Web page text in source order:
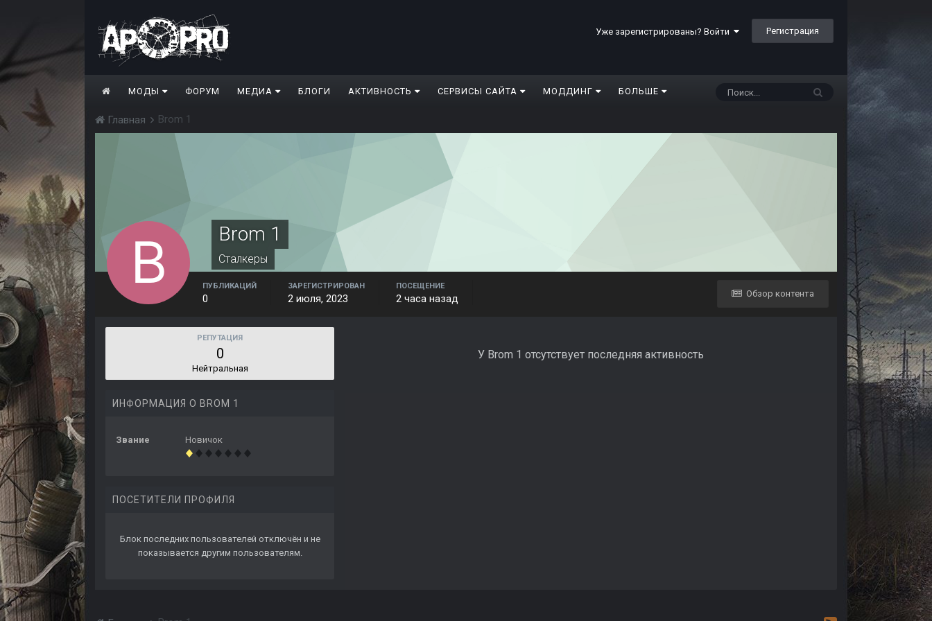
Уже зарегистрированы? Войти Регистрация
МОДЫ ФОРУМ МЕДИА БЛОГИ АКТИВНОСТЬ СЕРВИСЫ САЙТА МОДДИНГ БОЛЬШЕ
Главная Brom 1
Brom 1
Сталкеры
Обзор контента
ПУБЛИКАЦИЙ
0
ЗАРЕГИСТРИРОВАН
2 июля, 2023
ПОСЕЩЕНИЕ
2 часа назад
РЕПУТАЦИЯ
0
Нейтральная
ИНФОРМАЦИЯ О BROM 1
Звание Новичок
ПОСЕТИТЕЛИ ПРОФИЛЯ
Блок последних пользователей отключён и не
показывается другим пользователям.
У Brom 1 отсутствует последняя активность